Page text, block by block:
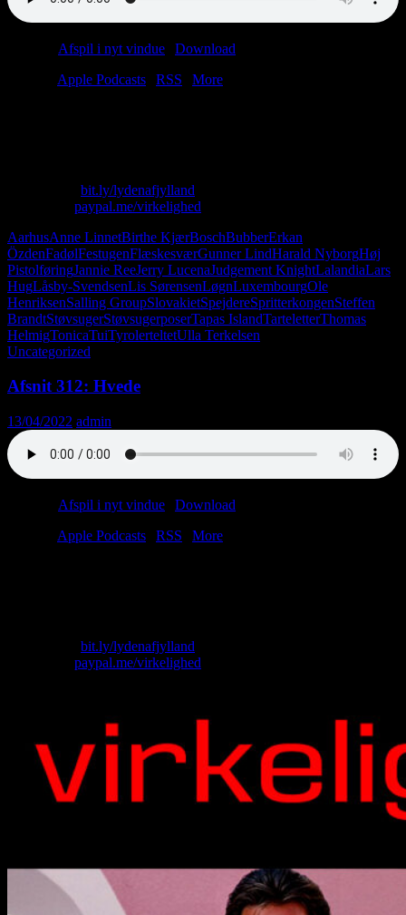
Afspil i nyt vindue Download
Apple Podcasts RSS
More
bit.ly/lydenafjylland
paypal.me/virkelighed
AarhusAnne LinnetBirthe KjærBoschBubberErkan
ÖzdenFadølFestugenFlæskesværGunner LindHarald NyborgHøj
PistolføringJannie ReeJerry LucenaJudgement KnightLalandiaLars
HugLåsby-SvendsenLis SørensenLøgnLuxembourgOle
HenriksenSalling GroupSlovakietSpejdereSpritterkongenSteffen
BrandtStøvsugerStøvsugerposerTapas IslandTarteletterThomas
HelmigTonicaTuiTyrolerteltetUlla Terkelsen
Uncategorized
Afsnit 312: Hvede
13/04/2022 admin
Afspil i nyt vindue Download
Apple Podcasts RSS
More
bit.ly/lydenafjylland
paypal.me/virkelighed